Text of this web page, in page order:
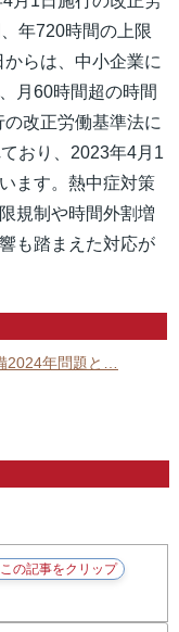
年720時間の上限
らは、中小企業に
月60時間超の時間
改正労働基準法に
おり、2023年4月1
ます。熱中症対策
規制や時間外割増
も踏まえた対応が
年問題と…